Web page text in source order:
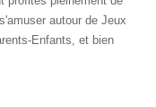
autour de Jeux
Enfants, et bien